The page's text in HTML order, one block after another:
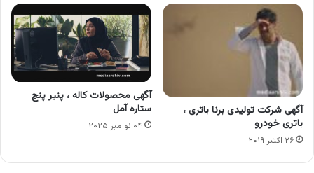
آگهی شرکت تولیدی برنا باتری ،
باتری خودرو
۲۶ اکتبر ۲۰۱۹
آگهی محصولات کاله ، پنیر پنج
ستاره آمل
۰۴ نوامبر ۲۰۲۵